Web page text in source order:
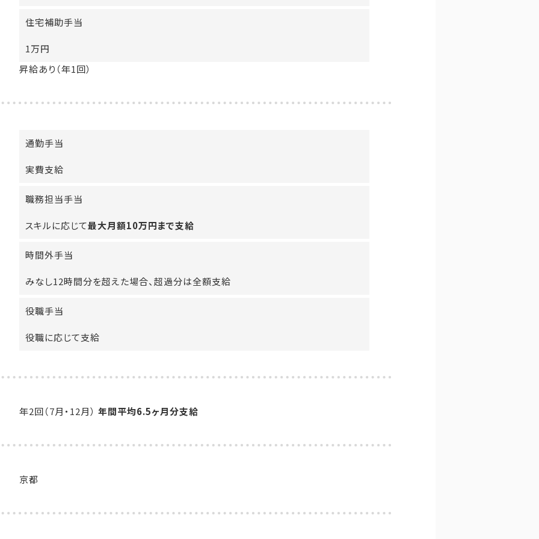
住宅補助手当
1万円
昇給あり（年1回）
通勤手当
実費支給
職務担当手当
スキルに応じて最大月額10万円まで支給
時間外手当
みなし12時間分を超えた場合、超過分は全額支給
役職手当
役職に応じて支給
年2回（7月・12月） 年間平均6.5ヶ月分支給
京都